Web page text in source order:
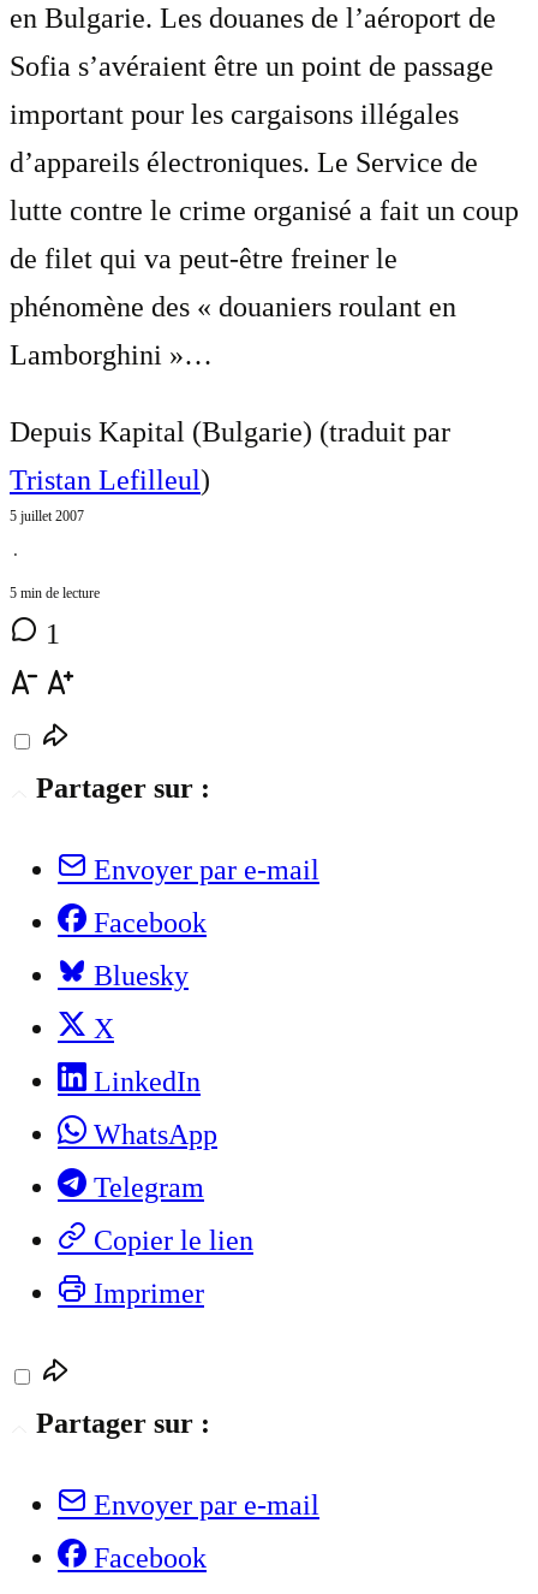
en Bulgarie. Les douanes de l’aéroport de
Sofia s’avéraient être un point de passage
important pour les cargaisons illégales
d’appareils électroniques. Le Service de
lutte contre le crime organisé a fait un coup
de filet qui va peut-être freiner le
phénomène des « douaniers roulant en
Lamborghini »…
Depuis Kapital (Bulgarie) (traduit par
Tristan Lefilleul)
5 juillet 2007
⋅
5 min de lecture
1
Partager sur :
Envoyer par e-mail
Facebook
Bluesky
X
LinkedIn
WhatsApp
Telegram
Copier le lien
Imprimer
Partager sur :
Envoyer par e-mail
Facebook